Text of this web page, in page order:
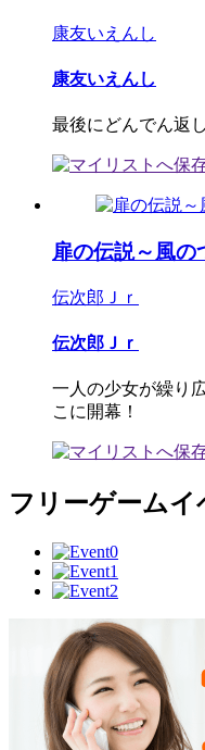
康友いえんし
康友いえんし
最後にどんでん返
扉の伝説～風の
伝次郎Ｊｒ
伝次郎Ｊｒ
一人の少女が繰り
こに開幕！
フリーゲームイ